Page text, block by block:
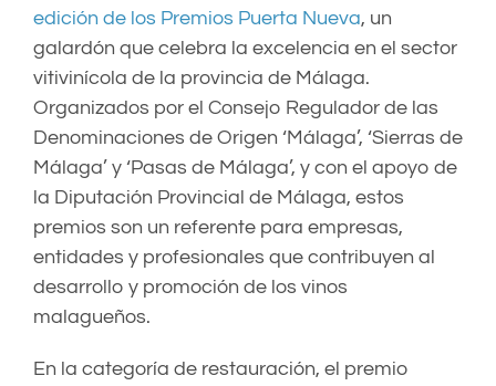
edición de los Premios Puerta Nueva, un
galardón que celebra la excelencia en el sector
vitivinícola de la provincia de Málaga.
Organizados por el Consejo Regulador de las
Denominaciones de Origen ‘Málaga’, ‘Sierras de
Málaga’ y ‘Pasas de Málaga’, y con el apoyo de
la Diputación Provincial de Málaga, estos
premios son un referente para empresas,
entidades y profesionales que contribuyen al
desarrollo y promoción de los vinos
malagueños.
En la categoría de restauración, el premio